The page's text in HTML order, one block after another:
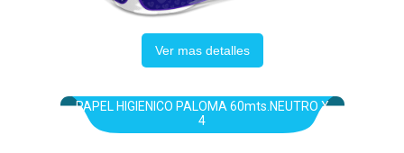
Ver mas detalles
PAPEL HIGIENICO PALOMA 60mts.NEUTRO X
4